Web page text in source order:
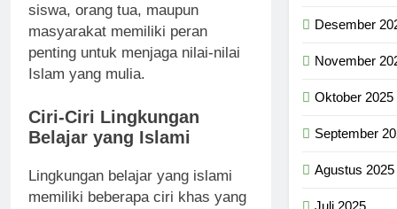
siswa, orang tua, maupun
masyarakat memiliki peran
penting untuk menjaga nilai-nilai
Islam yang mulia.
Ciri-Ciri Lingkungan
Belajar yang Islami
Lingkungan belajar yang islami
memiliki beberapa ciri khas yang
Desember
November
Oktober 2025
September
Agustus 2025
Juli 2025